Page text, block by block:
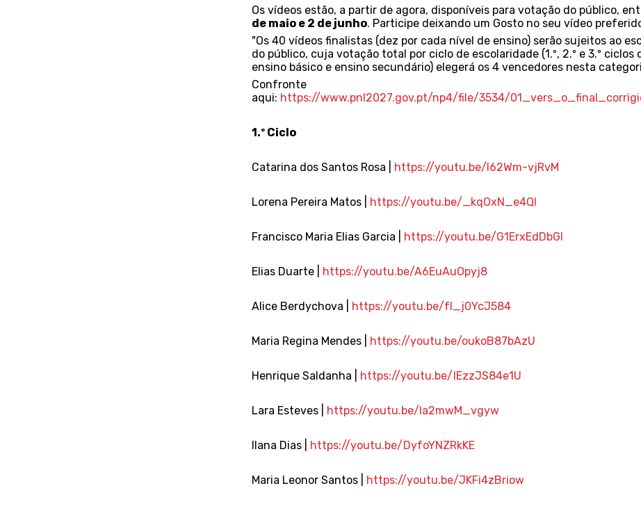
Os vídeos estão, a partir de agora, disponíveis para votação do público,
de maio e 2 de junho. Participe deixando um Gosto no seu vídeo
"Os 40 vídeos finalistas (dez por cada nível de ensino) serão sujeitos ao
do público, cuja votação total por ciclo de escolaridade (1.º, 2.º e 3.º ciclos
ensino básico e ensino secundário) elegerá os 4 vencedores nesta
Confronte
aqui: https://www.pnl2027.gov.pt/np4/file/3534/
1.º Ciclo
Catarina dos Santos Rosa | https://youtu.be/l62Wm-vjRvM
Lorena Pereira Matos | https://youtu.be/_kqOxN_e4QI
Francisco Maria Elias Garcia | https://youtu.be/G1ErxEdDbGI
Elias Duarte | https://youtu.be/A6EuAuOpyj8
Alice Berdychova | https://youtu.be/fI_j0YcJ584
Maria Regina Mendes | https://youtu.be/oukoB87bAzU
Henrique Saldanha | https://youtu.be/IEzzJS84e1U
Lara Esteves | https://youtu.be/la2mwM_vgyw
Ilana Dias | https://youtu.be/DyfoYNZRkKE
Maria Leonor Santos | https://youtu.be/JKFi4zBriow